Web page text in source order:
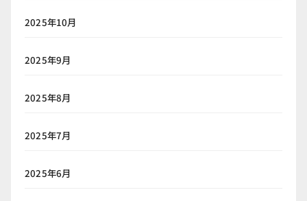
2025年10月
2025年9月
2025年8月
2025年7月
2025年6月